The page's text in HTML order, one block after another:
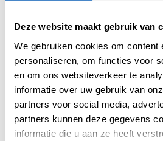
Deze website maakt gebruik van
We gebruiken cookies om content
personaliseren, om functies voor
en om ons websiteverkeer te
informatie over uw gebruik van
partners voor social media,
partners kunnen deze gegevens
informatie die u aan ze heeft
van een speciaal hars dat
verbeterde
optimaal gebruik van dit
is de vorm van het
verbeterd.
De Condor Axe is terug met
prestatie. Deze